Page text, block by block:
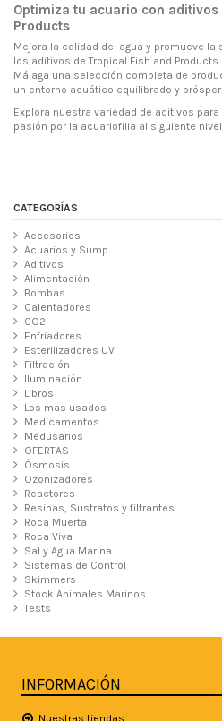
Optimiza tu acuario con aditivos
Products
Mejora la calidad del agua y promueve
los aditivos de Tropical Fish and Products
Málaga una selección completa de
un entorno acuático equilibrado y
Explora nuestra variedad de aditivos
pasión por la acuariofilia al siguiente
CATEGORÍAS
Accesorios
Acuarios y Sump.
Aditivos
Alimentación
Bombas
Calentadores
CO2
Enfriadores
Esterilizadores UV
Filtración
Iluminación
Libros
Los mas usados
Medicamentos
Medusarios
OFERTAS
Ósmosis
Ozonizadores
Reactores
Resinas, Sustratos y filtrantes
Roca Muerta
Roca Viva
Sal y Agua Marina
Sistemas de Control
Skimmers
Stock Animales Marinos
Tests
INFORMACIÓN
Nuestras tiendas